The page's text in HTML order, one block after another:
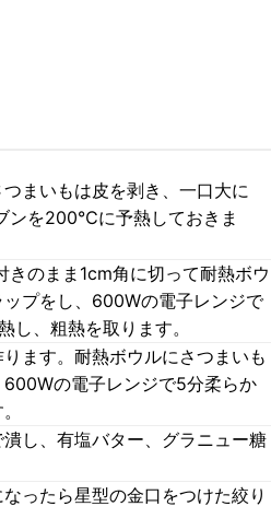
まいもは皮を剥き、一口大に
ンを200℃に予熱しておきま
きのまま1cm角に切って耐熱ボウ
プをし、600Wの電子レンジで
し、粗熱を取ります。
ます。耐熱ボウルにさつまいも
の電子レンジで5分柔らか
し、有塩バター、グラニュー糖
ったら星型の金口をつけた絞り